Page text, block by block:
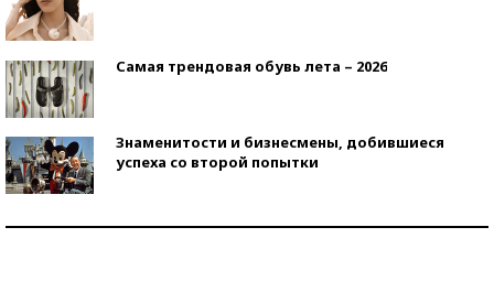
Самая трендовая обувь лета – 2026
Знаменитости и бизнесмены, добившиеся
успеха со второй попытки